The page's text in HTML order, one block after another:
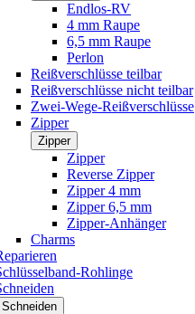
Endlos-RV
4 mm Raupe
6,5 mm Raupe
Perlon
Reißverschlüsse teilbar
Reißverschlüsse nicht teilbar
Zwei-Wege-Reißverschlüsse
Zipper
Zipper
Zipper
Reverse Zipper
Zipper 4 mm
Zipper 6,5 mm
Zipper-Anhänger
Charms
Rohlinge
Schneiden